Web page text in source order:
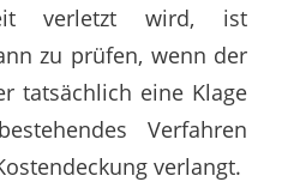
verletzt wird, ist
zu prüfen, wenn der
tatsächlich eine Klage
Verfahren
verlangt.